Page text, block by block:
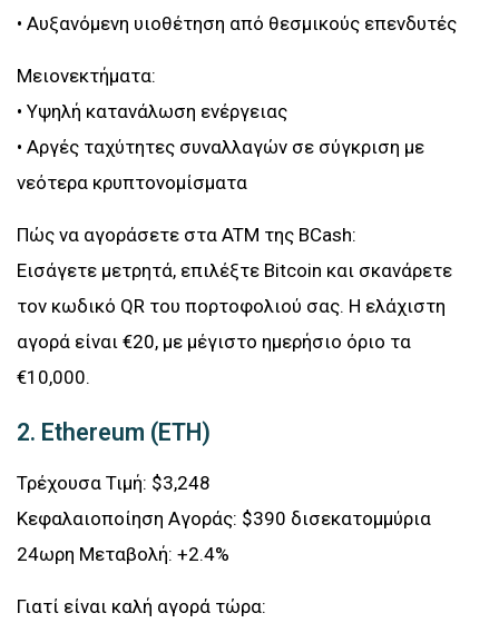
• Αυξανόμενη υιοθέτηση από θεσμικούς επενδυτές
Μειονεκτήματα:
• Υψηλή κατανάλωση ενέργειας
• Αργές ταχύτητες συναλλαγών σε σύγκριση με
νεότερα κρυπτονομίσματα
Πώς να αγοράσετε στα ATM της BCash:
Εισάγετε μετρητά, επιλέξτε Bitcoin και σκανάρετε
τον κωδικό QR του πορτοφολιού σας. Η ελάχιστη
αγορά είναι €20, με μέγιστο ημερήσιο όριο τα
€10,000.
2. Ethereum (ETH)
Τρέχουσα Τιμή: $3,248
Κεφαλαιοποίηση Αγοράς: $390 δισεκατομμύρια
24ωρη Μεταβολή: +2.4%
Γιατί είναι καλή αγορά τώρα: